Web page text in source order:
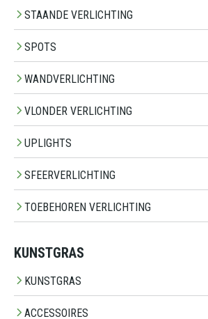
STAANDE VERLICHTING
SPOTS
WANDVERLICHTING
VLONDER VERLICHTING
UPLIGHTS
SFEERVERLICHTING
TOEBEHOREN VERLICHTING
KUNSTGRAS
KUNSTGRAS
ACCESSOIRES